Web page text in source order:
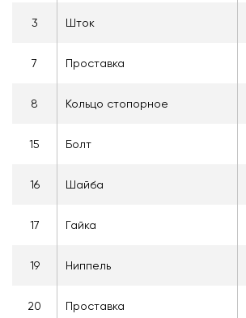
3 Шток
7 Проставка
8 Кольцо стопорное
15 Болт
16 Шайба
17 Гайка
19 Ниппель
20 Проставка